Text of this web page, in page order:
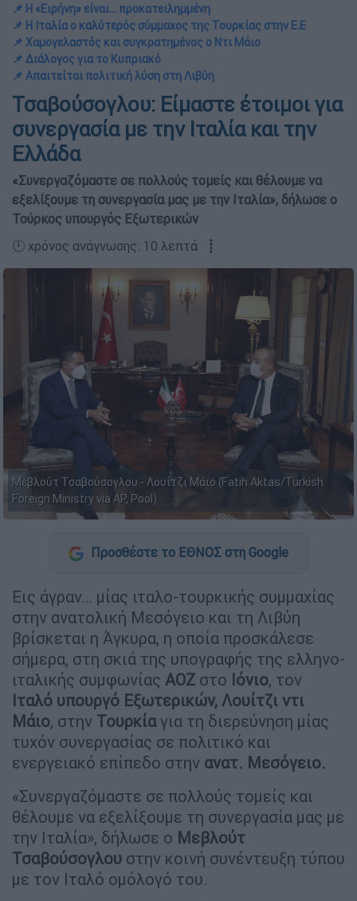
📌 Η «Ειρήνη» είναι… προκατειλημμένη
📌 Η Ιταλία ο καλύτερός σύμμαχος της Τουρκίας στην Ε.Ε
📌 Χαμογελαστός και συγκρατημένος ο Ντι Μάιο
📌 Διάλογος για το Κυπριακό
📌 Απαιτείται πολιτική λύση στη Λιβύη
Τσαβούσογλου: Είμαστε έτοιμοι για
συνεργασία με την Ιταλία και την
Ελλάδα
«Συνεργαζόμαστε σε πολλούς τομείς και θέλουμε να
εξελίξουμε τη συνεργασία μας με την Ιταλία», δήλωσε ο
Τούρκος υπουργός Εξωτερικών
🕛 χρόνος ανάγνωσης: 10 λεπτά ┋
Μεβλούτ Τσαβούσογλου - Λουίτζι Μάιο (Fatih Aktas/Turkish
Foreign Ministry via AP, Pool)
Προσθέστε το ΕΘΝΟΣ στη Google
Εις άγραν… μίας ιταλο-τουρκικής συμμαχίας
στην ανατολική Μεσόγειο και τη Λιβύη
βρίσκεται η Άγκυρα, η οποία προσκάλεσε
σήμερα, στη σκιά της υπογραφής της ελληνο-
ιταλικής συμφωνίας ΑΟΖ στο Ιόνιο, τον
Ιταλό υπουργό Εξωτερικών, Λουίτζι ντι
Μάιο, στην Τουρκίαγια τη διερεύνηση μίας
τυχόν συνεργασίας σε πολιτικό και
ενεργειακό επίπεδο στην ανατ. Μεσόγειο.
«Συνεργαζόμαστε σε πολλούς τομείς και
θέλουμε να εξελίξουμε τη συνεργασία μας με
την Ιταλία», δήλωσε ο Μεβλούτ
Τσαβούσογλου στην κοινή συνέντευξη τύπου
με τον Ιταλό ομόλογό του.